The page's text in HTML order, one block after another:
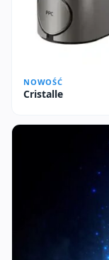
NOWOŚĆ
Cristalle